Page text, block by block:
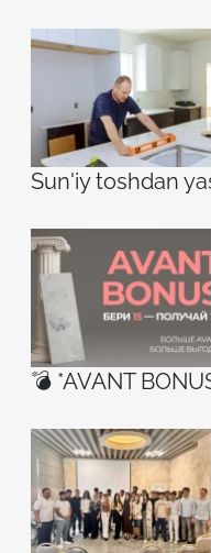
Sun'iy toshdan
💣 *AVANT